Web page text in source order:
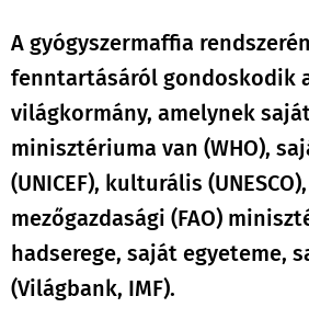
A gyógyszermaffia
fenntartásáról gondoskodik
világkormány, amelynek
minisztériuma van (WHO),
(UNICEF), kulturális
mezőgazdasági (FAO)
hadserege, saját egyeteme,
(Világbank, IMF).